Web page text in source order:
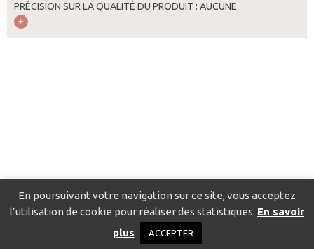
PRÉCISION SUR LA QUALITÉ DU PRODUIT : AUCUNE
Catalogue pour localiser les fournisseurs
Politique de confidentialité
En poursuivant votre navigation sur ce site, vous acceptez
l’utilisation de cookie pour réaliser des statistiques. En savoir
plus
ACCEPTER